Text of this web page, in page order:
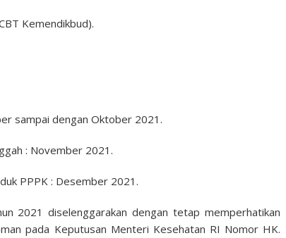
Kemendikbud).
sampai dengan Oktober 2021.
: November 2021.
PPPK : Desember 2021.
2021diselenggarakandengantetapmemperhatikan
pada Keputusan Menteri Kesehatan RI Nomor HK.